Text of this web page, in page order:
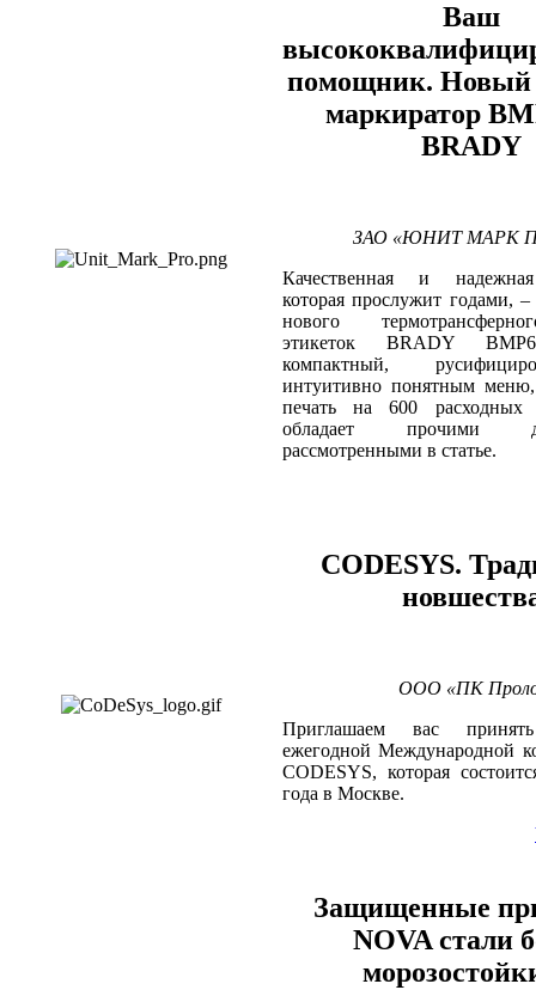
Ваш
помощник. Новый
маркиратор
BRADY
ЗАО «ЮНИТ МАРК
Качественная и
которая прослужит годами, –
нового
этикеток BRADY
компактный,
интуитивно понятным меню,
печать на 600 расходных
обладает прочими
рассмотренными в статье.
CODESYS.
ООО «ПК
Приглашаем вас
ежегодной Международной
CODESYS, которая
года в Москве.
Защищенные
NOVA стали